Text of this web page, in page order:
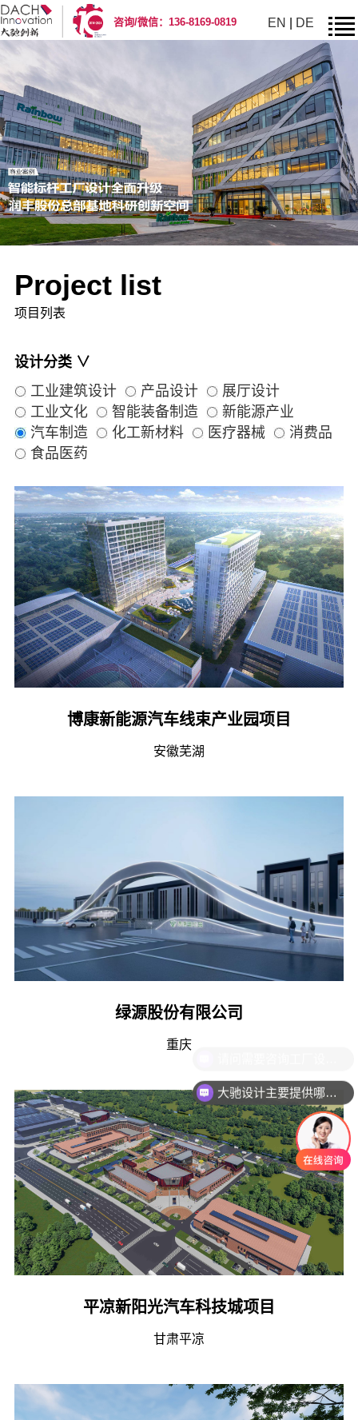
咨询/微信：136-8169-0819 EN DE
Project list
项目列表
设计分类 ∨
工业建筑设计
产品设计
展厅设计
工业文化
智能装备制造
新能源产业
汽车制造
化工新材料 医疗器械
消费品
食品医药
博康新能源汽车线束产业园项目
安徽芜湖
绿源股份有限公司
重庆
平凉新阳光汽车科技城项目
甘肃平凉
大驰设计主要提供哪些业务？